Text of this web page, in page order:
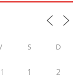
S D
1 2